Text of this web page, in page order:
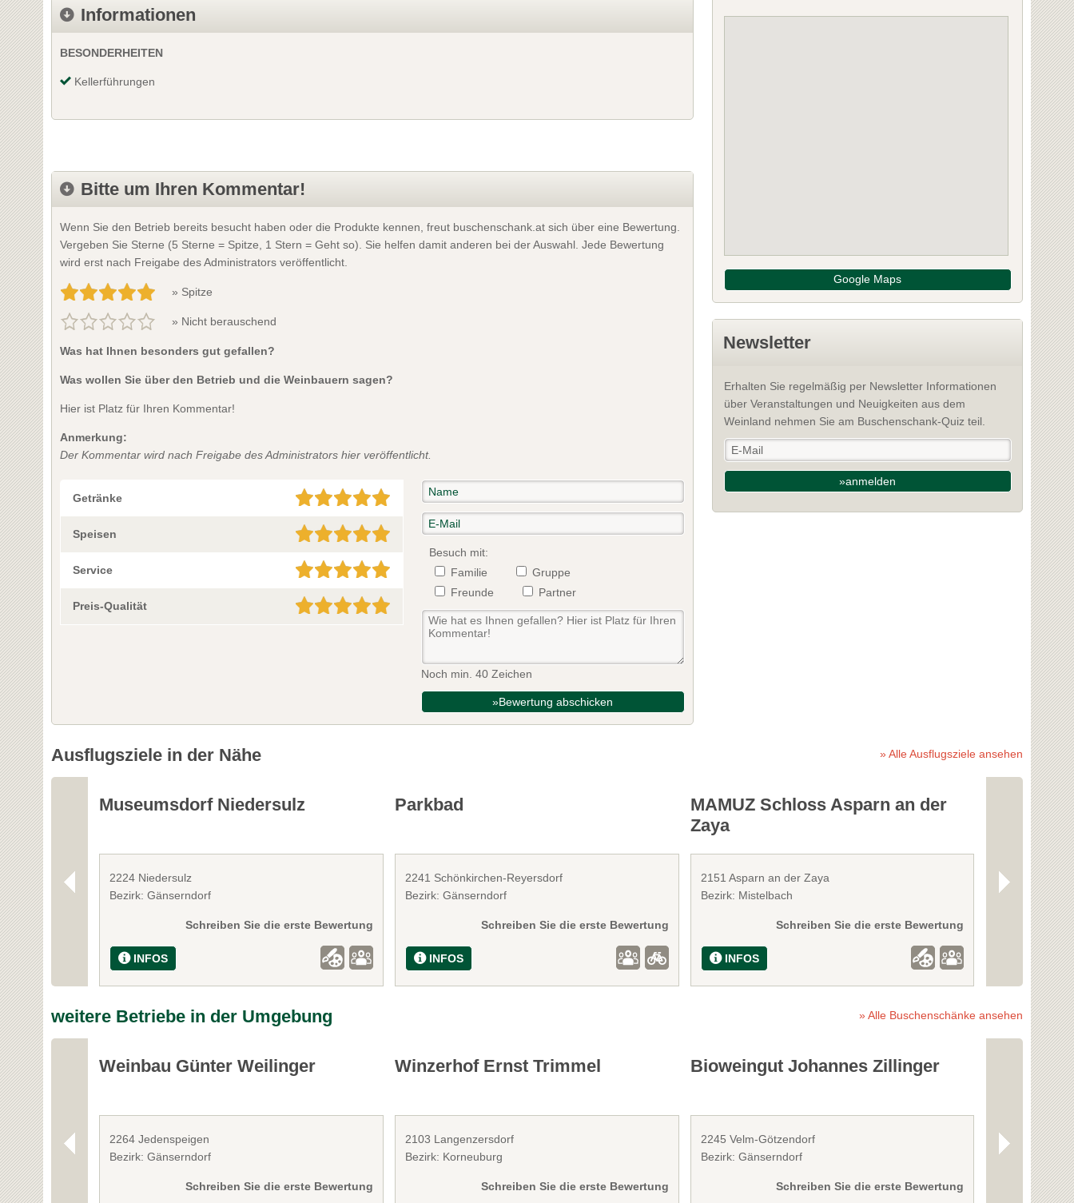
Informationen
BESONDERHEITEN
Kellerführungen
Bitte um Ihren Kommentar!
Wenn Sie den Betrieb bereits besucht haben oder die Produkte kennen, freut buschenschank.at sich über eine Bewertung.
Vergeben Sie Sterne (5 Sterne = Spitze, 1 Stern = Geht so). Sie helfen damit anderen bei der Auswahl. Jede Bewertung
wird erst nach Freigabe des Administrators veröffentlicht.
» Spitze
» Nicht berauschend
Was hat Ihnen besonders gut gefallen?
Was wollen Sie über den Betrieb und die Weinbauern sagen?
Hier ist Platz für Ihren Kommentar!
Anmerkung:
Der Kommentar wird nach Freigabe des Administrators hier veröffentlicht.
Getränke
Speisen
Service
Preis-Qualität
Besuch mit:
Familie
Gruppe
Freunde
Partner
Noch min. 40 Zeichen
»Bewertung abschicken
Google Maps
Newsletter
Erhalten Sie regelmäßig per Newsletter Informationen
über Veranstaltungen und Neuigkeiten aus dem
Weinland nehmen Sie am Buschenschank-Quiz teil.
»anmelden
Ausflugsziele in der Nähe » Alle Ausflugsziele ansehen
Museumsdorf Niedersulz
2224 Niedersulz
Bezirk: Gänserndorf
Schreiben Sie die erste Bewertung
INFOS
Parkbad
2241 Schönkirchen-Reyersdorf
Bezirk: Gänserndorf
Schreiben Sie die erste Bewertung
INFOS
MAMUZ Schloss Asparn an der
Zaya
2151 Asparn an der Zaya
Bezirk: Mistelbach
Schreiben Sie die erste Bewertung
INFOS
2120
Bezirk:
INFOS
weitere Betriebe in der Umgebung » Alle Buschenschänke ansehen
Weinbau Günter Weilinger
2264 Jedenspeigen
Bezirk: Gänserndorf
Schreiben Sie die erste Bewertung
Winzerhof Ernst Trimmel
2103 Langenzersdorf
Bezirk: Korneuburg
Schreiben Sie die erste Bewertung
Bioweingut Johannes Zillinger
2245 Velm-Götzendorf
Bezirk: Gänserndorf
Schreiben Sie die erste Bewertung
Weinbau
2244
Bezirk: